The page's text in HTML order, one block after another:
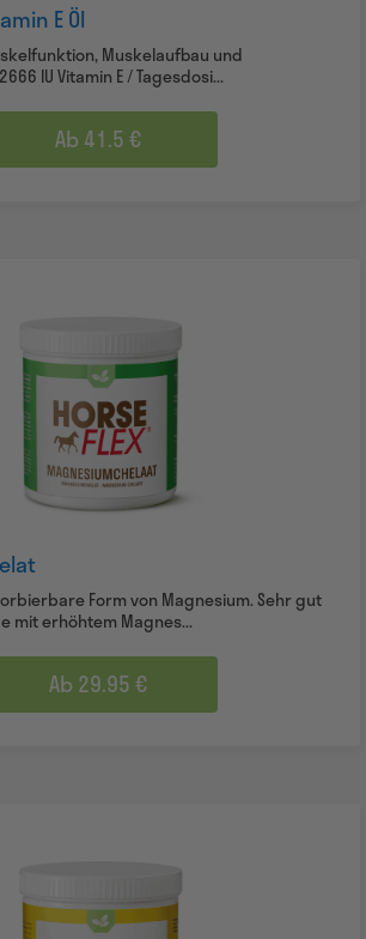
E Öl
Muskelaufbau und
IU Vitamin E / Tagesdosi...
Ab 41.5 €
Form von Magnesium. Sehr gut
mit erhöhtem Magnes...
Ab 29.95 €